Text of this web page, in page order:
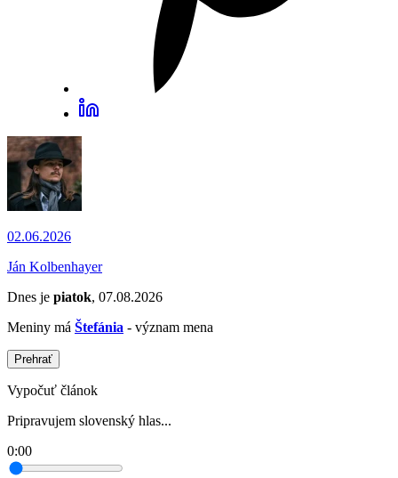
02.06.2026
Ján Kolbenhayer
Dnes je piatok, 07.08.2026
Meniny má Štefánia - význam mena
Prehrať
Vypočuť článok
Pripravujem slovenský hlas...
0:00